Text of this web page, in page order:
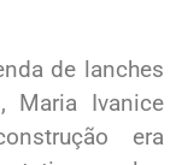
de lanches
Maria Ivanice
era